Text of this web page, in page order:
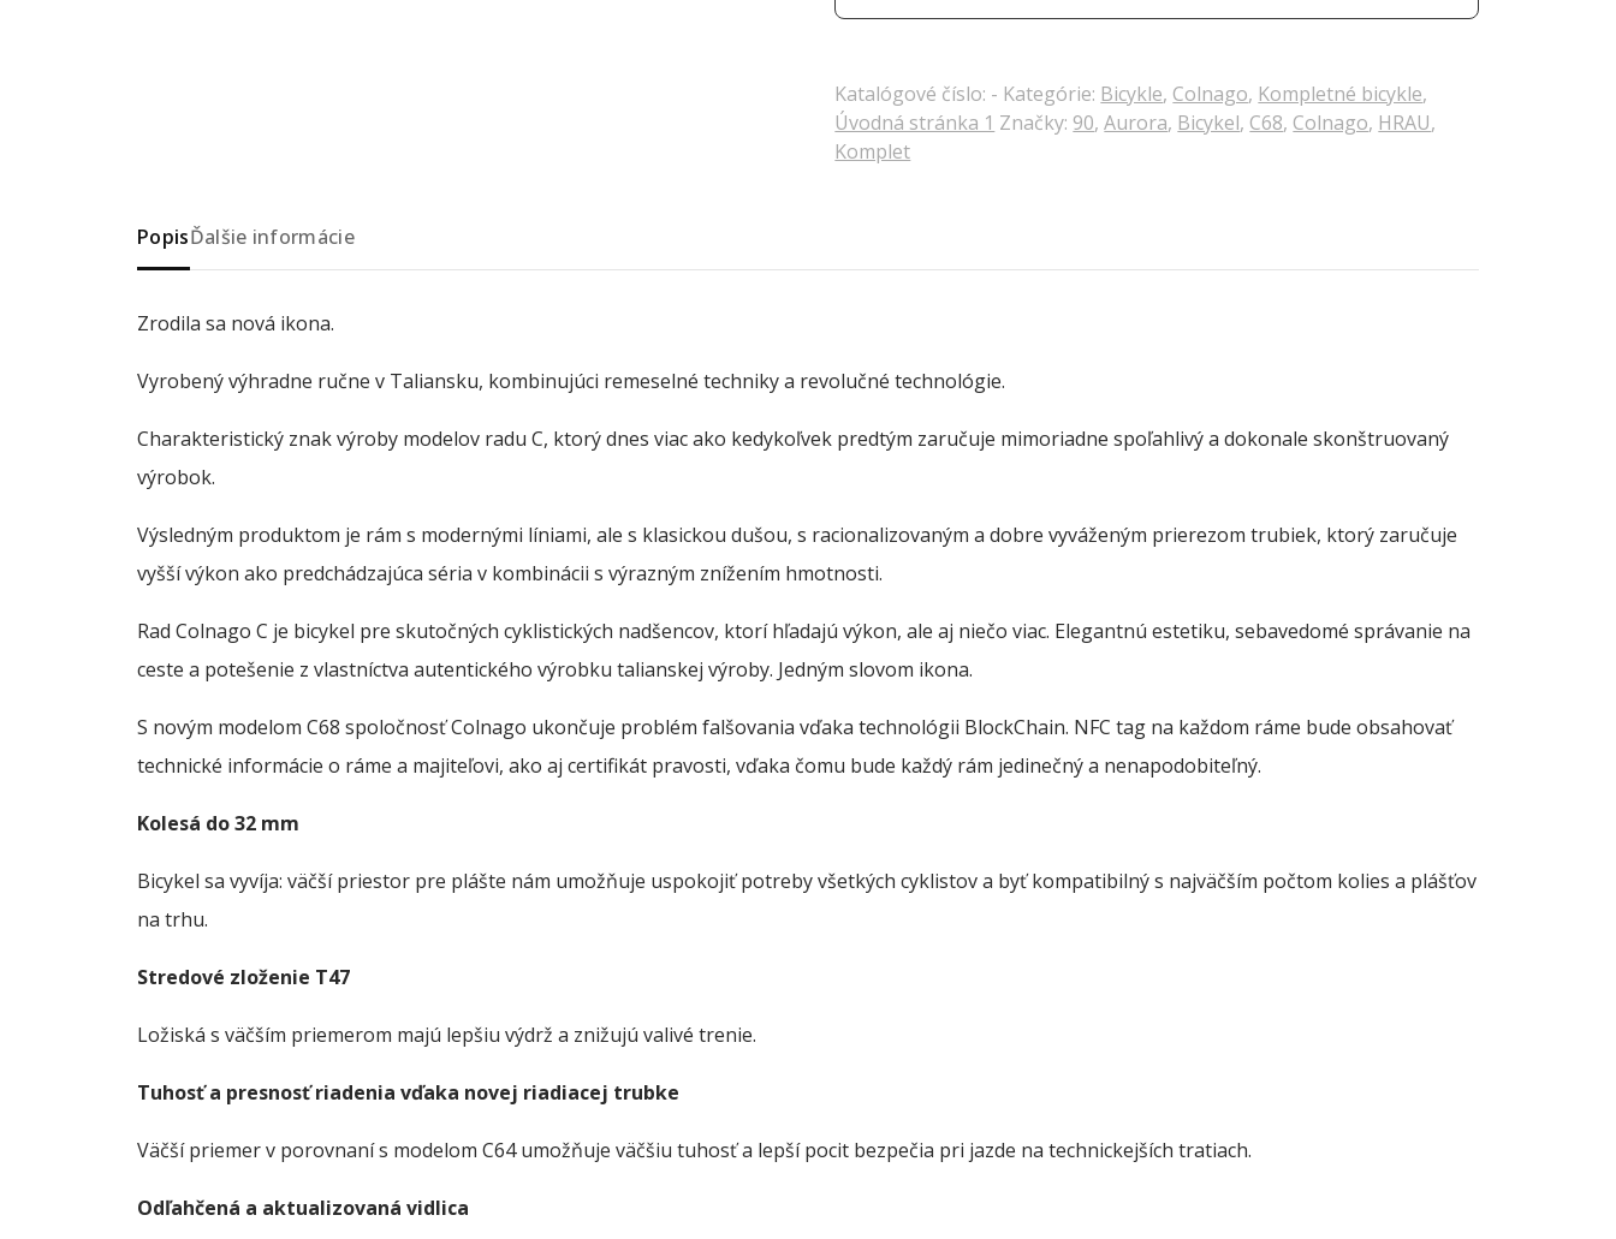
Katalógové číslo: - Kategórie: Bicykle, Colnago, Kompletné bicykle,
Úvodná stránka 1 Značky: 90,Aurora, Bicykel, C68, Colnago, HRAU,
Komplet
PopisĎalšie informácie
Zrodila sa nová ikona.
Vyrobený výhradne ručne v Taliansku, kombinujúci remeselné techniky a revolučné technológie.
Charakteristický znak výroby modelov radu C, ktorý dnes viac ako kedykoľvek predtým zaručuje mimoriadne spoľahlivý a dokonale skonštruovaný
výrobok.
Výsledným produktom je rám s modernými líniami, ale s klasickou dušou, s racionalizovaným a dobre vyváženým prierezom trubiek, ktorý zaručuje
vyšší výkon ako predchádzajúca séria v kombinácii s výrazným znížením hmotnosti.
Rad Colnago C je bicykel pre skutočných cyklistických nadšencov, ktorí hľadajú výkon, ale aj niečo viac. Elegantnú estetiku, sebavedomé správanie na
ceste a potešenie z vlastníctva autentického výrobku talianskej výroby. Jedným slovom ikona.
S novým modelom C68 spoločnosť Colnago ukončuje problém falšovania vďaka technológii BlockChain. NFC tag na každom ráme bude obsahovať
technické informácie o ráme a majiteľovi, ako aj certifikát pravosti, vďaka čomu bude každý rám jedinečný a nenapodobiteľný.
Kolesá do 32 mm
Bicykel sa vyvíja: väčší priestor pre plášte nám umožňuje uspokojiť potreby všetkých cyklistov a byť kompatibilný s najväčším počtom kolies a plášťov
na trhu.
Stredové zloženie T47
Ložiská s väčším priemerom majú lepšiu výdrž a znižujú valivé trenie.
Tuhosť a presnosť riadenia vďaka novej riadiacej trubke
Väčší priemer v porovnaní s modelom C64 umožňuje väčšiu tuhosť a lepší pocit bezpečia pri jazde na technickejších tratiach.
Odľahčená a aktualizovaná vidlica